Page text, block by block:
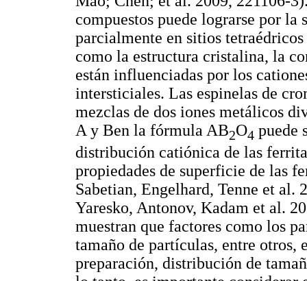
compuestos puede lograrse por
parcialmente en sitios
como la estructura cristalina, la
están influenciadas por los
intersticiales. Las espinelas de
mezclas de dos iones metálicos
A y Ben la fórmula AB2O4 puede
distribución catiónica de las
propiedades de superficie de las
Sabetian, Engelhard, Tenne et al.
Yaresko, Antonov, Kadam et al.
muestran que factores como los
tamaño de partículas, entre otros,
preparación, distribución de